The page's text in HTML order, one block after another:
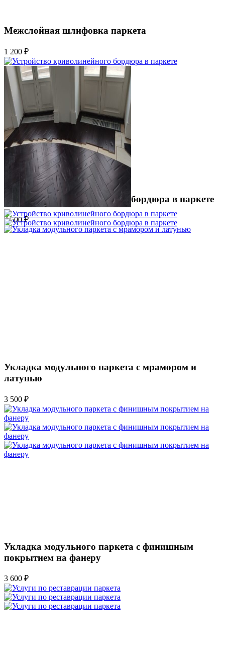
Межслойная шлифовка паркета
1 200 ₽
Устройство криволинейного бордюра в паркете
2 500 ₽
Укладка модульного паркета с мрамором и
латунью
3 500 ₽
Укладка модульного паркета с финишным
покрытием на фанеру
3 600 ₽